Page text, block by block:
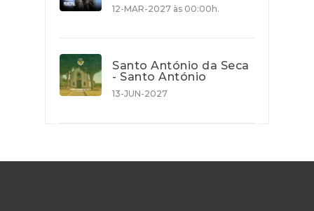
12-MAR-2027 às 00:00h.
Santo António da Seca
- Santo António
13-JUN-2027